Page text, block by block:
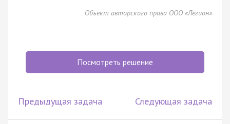
Объект авторского права ООО «Легион»
Посмотреть решение
Предыдущая задача Следующая задача